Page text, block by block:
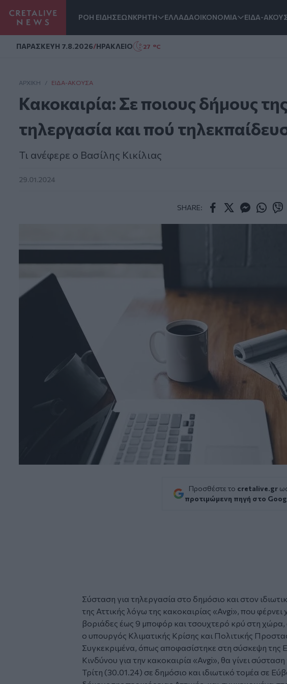
ΡΟΗ ΕΙΔΗΣΕΩΝΚΡΗΤΗ ΕΛΛΑΔΑΟΙΚΟΝΟΜΙΑ ΕΙΔΑ-
ΠΑΡΑΣΚΕΥΗ 7.8.2026/ΗΡΑΚΛΕΙΟ 27 °C
ΑΡΧΙΚΗ / ΕΊΔΑ-ΆΚΟΥΣΑ
Κακοκαιρία: Σε ποιους δήμους
τηλεργασία και πού
Τι ανέφερε ο Βασίλης Κικίλιας
29.01.2024
SHARE:
Προσθέστε το cretalive.gr
προτιμώμενη πηγή στο
Σύσταση για τηλεργασία στο δημόσιο και στον
της Αττικής λόγω της κακοκαιρίας «Avgi», που φέρνει
βοριάδες έως 9 μποφόρ και τσουχτερό κρύ στη χώρα,
ο υπουργός Κλιματικής Κρίσης και Πολιτικής
Συγκεκριμένα, όπως αποφασίστηκε στη σύσκεψη της
Κινδύνου για την κακοκαιρία «Avgi», θα γίνει
Τρίτη (30.01.24) σε δημόσιο και ιδιωτικό τομέα σε